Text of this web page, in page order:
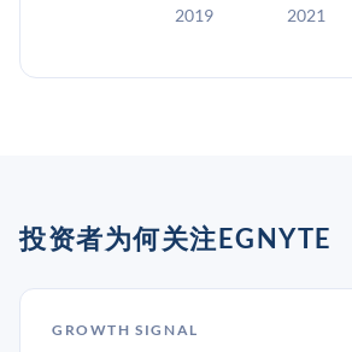
2019 2021
投资者为何关注EGNYTE
GROWTH SIGNAL